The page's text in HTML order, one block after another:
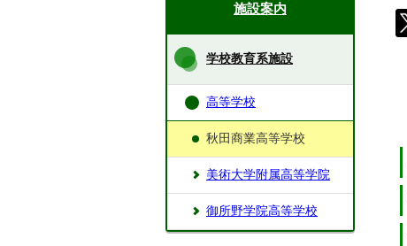
施設案内
学校教育系施設
高等学校
秋田商業高等学校
美術大学附属高等学院
御所野学院高等学校